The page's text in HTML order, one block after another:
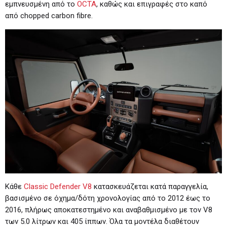
εμπνευσμένη από το OCTA, καθώς και επιγραφές στο καπό
από chopped carbon fibre.
Κάθε Classic Defender V8 κατασκευάζεται κατά παραγγελία,
βασισμένο σε όχημα/δότη χρονολογίας από το 2012 έως το
2016, πλήρως αποκατεστημένο και αναβαθμισμένο με τον V8
των 5.0 λίτρων και 405 ίππων. Όλα τα μοντέλα διαθέτουν